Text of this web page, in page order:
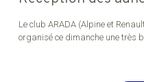
Le club ARADA (Alpine et
organisé ce dimanche une très